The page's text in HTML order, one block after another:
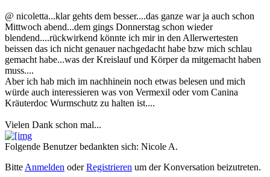
@ nicoletta...klar gehts dem besser....das ganze war ja auch schon
Mittwoch abend...dem gings Donnerstag schon wieder
blendend....rückwirkend könnte ich mir in den Allerwertesten
beissen das ich nicht genauer nachgedacht habe bzw mich schlau
gemacht habe...was der Kreislauf und Körper da mitgemacht haben
muss....
Aber ich hab mich im nachhinein noch etwas belesen und mich
würde auch interessieren was von Vermexil oder vom Canina
Kräuterdoc Wurmschutz zu halten ist....
Vielen Dank schon mal...
Folgende Benutzer bedankten sich: Nicole A.
Bitte Anmelden oderRegistrieren um der Konversation beizutreten.